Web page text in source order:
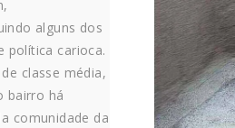
alguns dos
política carioca.
classe média,
bairro há
comunidade da